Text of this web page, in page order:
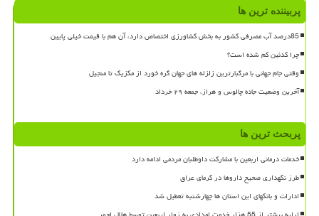
پربیننده ترین ها
85درصد آب مصرفی کشور به بخش کشاورزی اختصاص دارد، آن هم با قیمت خیلی پایین
چرا کدئین کم شده است؟
وقتی جام جهانی با مرگبارترین زلزله های جهان گره خورد از مکزیک تا منجیل
آخرین وضعیت جاده چالوس و هراز، جمعه ۲۹ خرداد
پربحث ترین ها
خدمات درمانی اربعین با مشارکت داوطلبان مردمی ادامه دارد
طرز نگهداری صحیح داروها در گرمای عراق
ادارات و بانکهای این استان ها چهارشنبه تعطیل شد